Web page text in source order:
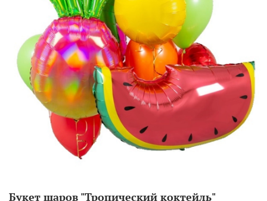
Букет шаров "Тропический коктейль"